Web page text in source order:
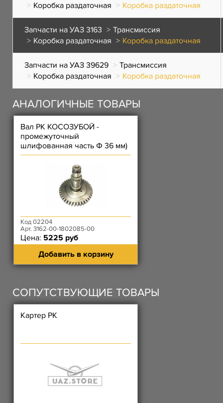
Коробка раздаточная
Коробка раздаточная
Запчасти на УАЗ 3163
Трансмиссия
Коробка раздаточная
Коробка раздаточная
Запчасти на УАЗ 39629
Трансмиссия
Коробка раздаточная
Коробка раздаточная
АНАЛОГИЧНЫЕ ТОВАРЫ
Вал РК КОСОЗУБОЙ -
промежуточный
шлифованная часть Ф 36 мм)
Код 02204
Арт. 3162-00-1802085-00
Цена: 5225 руб
Добавить в корзину
СОПУТСТВУЮЩИЕ ТОВАРЫ
Картер РК